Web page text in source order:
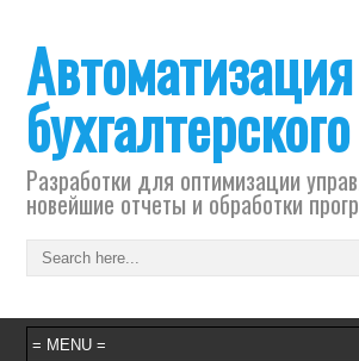
Автоматизация
Разработки для оптимизации
новейшие отчеты и обработки